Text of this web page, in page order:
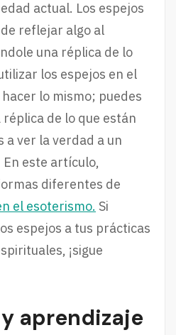
actual. Los espejos
reflejar algo al
una réplica de lo
los espejos en el
lo mismo; puedes
de lo que están
a ver la verdad a un
este artículo,
diferentes de
el esoterismo. Si
espejos a tus prácticas
¡sigue
aprendizaje